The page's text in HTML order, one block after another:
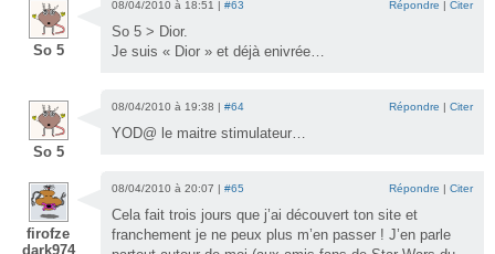
So 5
08/04/2010 à 18:51 | #63 Répondre | Citer
So 5 > Dior.
Je suis « Dior » et déjà enivrée…
So 5
08/04/2010 à 19:38 | #64 Répondre | Citer
YOD@ le maitre stimulateur…
firofze
dark974
08/04/2010 à 20:07 | #65 Répondre | Citer
Cela fait trois jours que j’ai découvert ton site et
franchement je ne peux plus m’en passer ! J’en parle